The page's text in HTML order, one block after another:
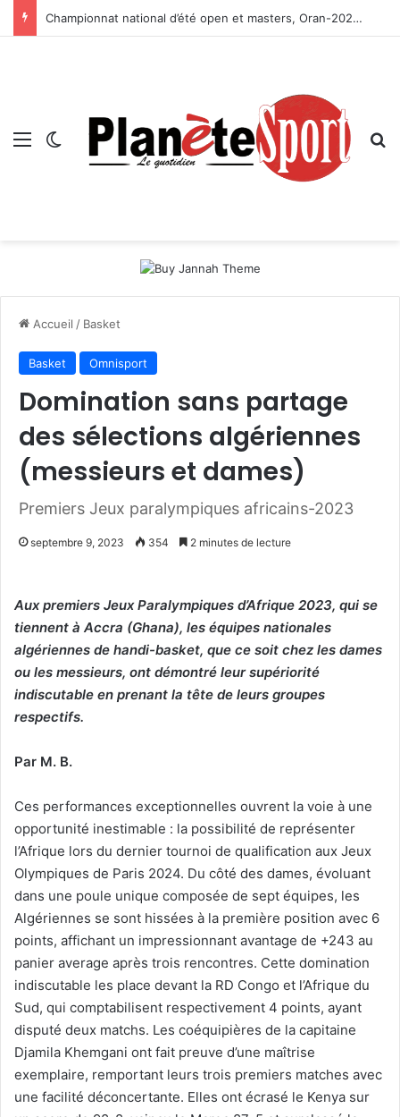
Championnat national d’été open et masters, Oran-2026 — Le CRB s’adjuge le titre
Menu Switch skin
Accueil / Basket
Basket Omnisport
Domination sans partage
des sélections algériennes
(messieurs et dames)
Premiers Jeux paralympiques africains-2023
septembre 9, 2023 354 2 minutes de lecture
Aux premiers Jeux Paralympiques d’Afrique 2023, qui se
tiennent à Accra (Ghana), les équipes nationales
algériennes de handi-basket, que ce soit chez les dames
ou les messieurs, ont démontré leur supériorité
indiscutable en prenant la tête de leurs groupes
respectifs.
Par M. B.
Ces performances exceptionnelles ouvrent la voie à une
opportunité inestimable : la possibilité de représenter
l’Afrique lors du dernier tournoi de qualification aux Jeux
Olympiques de Paris 2024. Du côté des dames, évoluant
dans une poule unique composée de sept équipes, les
Algériennes se sont hissées à la première position avec 6
points, affichant un impressionnant avantage de +243 au
panier average après trois rencontres. Cette domination
indiscutable les place devant la RD Congo et l’Afrique du
Sud, qui comptabilisent respectivement 4 points, ayant
disputé deux matchs. Les coéquipières de la capitaine
Djamila Khemgani ont fait preuve d’une maîtrise
exemplaire, remportant leurs trois premiers matches avec
une facilité déconcertante. Elles ont écrasé le Kenya sur